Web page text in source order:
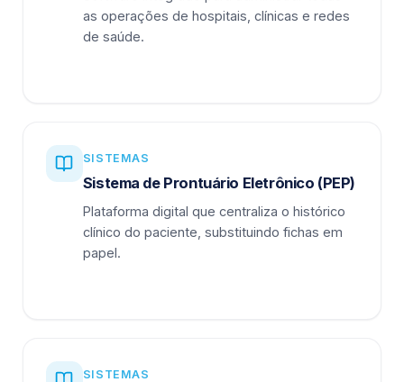
as operações de hospitais, clínicas e redes
de saúde.
SISTEMAS
Sistema de Prontuário Eletrônico (PEP)
Plataforma digital que centraliza o histórico
clínico do paciente, substituindo fichas em
papel.
SISTEMAS